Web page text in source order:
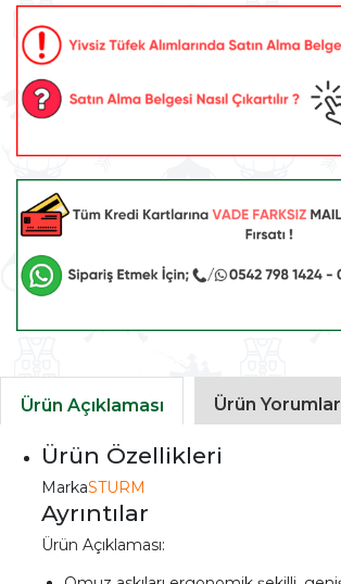
Ürün Açıklaması Ürün
Ürün Özellikleri
MarkaSTURM
Ayrıntılar
Ürün Açıklaması: